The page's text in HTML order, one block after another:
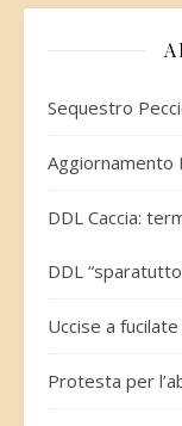
Sequestro
Aggiornamento
DDL Caccia:
DDL
Uccise a
Protesta per